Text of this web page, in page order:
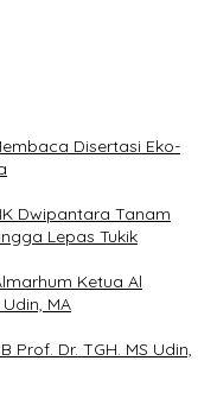
Disertasi Eko-
Dwipantara Tanam
Lepas Tukik
Ketua Al
MA
Prof. Dr. TGH. MS Udin,